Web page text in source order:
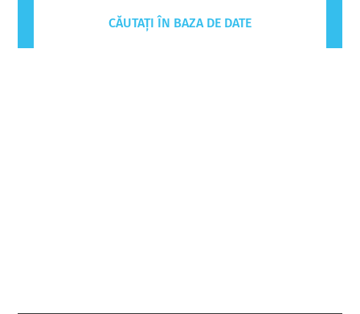
CĂUTAȚI ÎN BAZA DE DATE